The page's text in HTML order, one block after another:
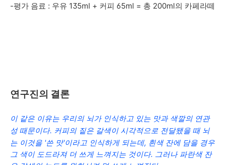
-평가 음료 : 우유 135ml + 커피 65ml = 총 200ml의 카페라떼
연구진의 결론
이 같은 이유는 우리의 뇌가 인식하고 있는 맛과 색깔의 연관
성 때문이다. 커피의 짙은 갈색이 시각적으로 전달됐을 때 뇌
는 이것을 '쓴 맛'이라고 인식하게 되는데, 흰색 잔에 담을 경우
그 색이 도드라져 더 쓰게 느껴지는 것이다. 그러나 파란색 잔